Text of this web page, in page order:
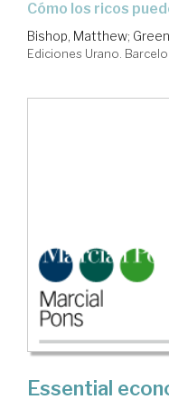
cómo los ricos
Bishop, Matthew;
Ediciones Urano.
Essential